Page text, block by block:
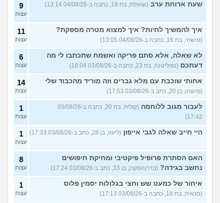
שעת ארוחת ערב (שואלת, בת 19, כתבה ב-04/08/26 13:14) 9
עצות
איך להמשיך לחיות? איך למצוא מטרה מספקת?
(מישהי, בת 16, כתבה ב-04/08/26 13:05)
11
עצות
לא שאלה, אלא סתם פריקה ואשמח שתכתבו לי מה
דעתכם (נפוליטנה, בת 23, כתבה ב-03/08/26 18:04)
6
עצות
אחותי שוכבת עם מלא גברים וזה מוריד מהכבוד שלי
(מישהו, בן 20, כתב ב-03/08/26 17:53)
14
עצות
לעבור מגוב ללוחמה
(קולית, בת 20, כתבה ב-03/08/26
17:42)
1
עצות
היי חייב שאלה לגבי אייפון (ליעוז, בן 28, כתב ב-03/08/26 17:33) 1
עצות
האם הסתרת פרופיל פיקטיבי ומחיקת חיפושים
נחשב בגידה? (בדרןהסקרן, בן 33, כתב ב-03/08/26 17:24)
8
עצות
איחור של כמעט שש וחצי בגלולות יסמין פלוס
(סנאית, בת 18, כתבה ב-03/08/26 17:13)
1
עצות